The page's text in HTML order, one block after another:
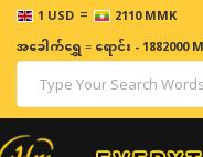
1 USD = 2110 MMK
အခေါက်ရွှေ=ရောင်း - 1882000